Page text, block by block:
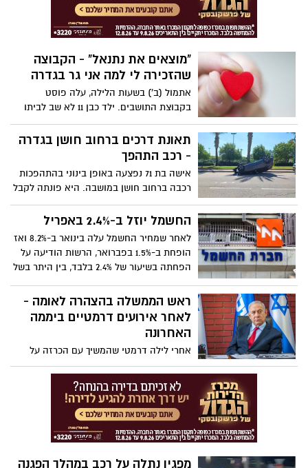
"מוצאים את נתנאל" - הקבוצה
שהזכירה לי למה אני גר בגדרה
אתמול (ב') בשעות הלילה, עלה פוסט
בקבוצת התושבים. ילד כבן 11 לא שב לביתו
מספר שעות וההורים המודאגים אובדי עצות.
תוך מספר דקות מאות תושבים יצאו לרחוב
לחפש אותו. לשמחתנו הסוף טוב ואפילו קצת
תאונת דרכים ברחוב חושן בגדרה
- רכב התהפך
אישה בת 71 נפצעה באופן בינוני בהתהפכות
רכבה ברחוב חושן במושבה. היא פונתה לקבל
טיפול רפואי בבית החולים
החשמל יוזל ב-2.4% באפריל
לאחר שמחיר החשמל עלה בינואר ב-8.2% ואז
הופחת ב-1.5% בפברואר, הרשות הודיעה על
הפחתה בשיעור של 2.4% בלבד, בין היתר בשל
ראש הממשלה בהצהרה לאומה -
לאחר אירועים דרמטיים ביממה
האחרונה
אחרי לילה דרמטי שהמשיך עם הכרזה על
שביתה כללית - ראש הממשלה נושא נאום
לאומה. ראש הממשלה מודיע על השהיית
החקיקה, לצורך הגעה להסכמה רחבה. צפו
בשידור
מפגין נתלה על רכב במהלך הפגנה